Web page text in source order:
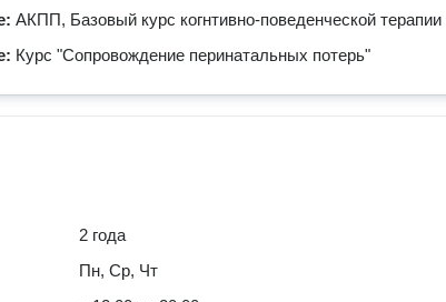
АКПП, Базовый курс когнтивно-поведенческой терапии
Курс "Сопровождение перинатальных потерь"
2 года
Пн, Ср, Чт